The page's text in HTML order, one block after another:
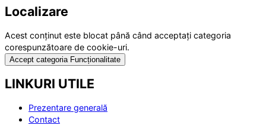
Localizare
Acest conținut este blocat până când acceptați categoria
corespunzătoare de cookie-uri.
Accept categoria Funcționalitate
LINKURI UTILE
Prezentare generală
Contact